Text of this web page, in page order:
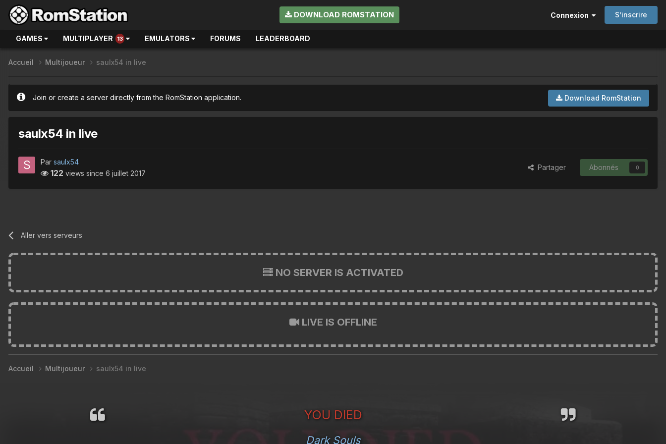
DOWNLOAD ROMSTATION Connexion S’inscrire
GAMES MULTIPLAYER 13 EMULATORS FORUMS LEADERBOARD
Accueil Multijoueur saulx54 in live
Download RomStation
Join or create a server directly from the RomStation application.
saulx54 in live
Par saulx54
122 views since 6 juillet 2017
Partager Abonnés 0
Aller vers serveurs
NO SERVER IS ACTIVATED
LIVE IS OFFLINE
Accueil Multijoueur saulx54 in live
YOU DIED
Dark Souls